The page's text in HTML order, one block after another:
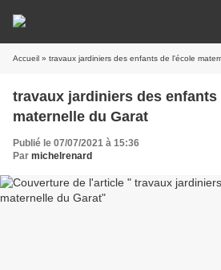
Accueil » travaux jardiniers des enfants de l'école
travaux jardiniers des enfants
maternelle du Garat
Publié le 07/07/2021 à 15:36
Par michelrenard